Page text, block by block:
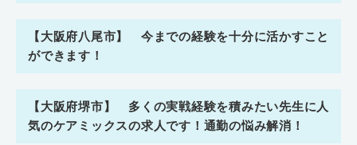
【大阪府八尾市】 今までの経験を十分に活かすこと
ができます！
【大阪府堺市】 多くの実戦経験を積みたい先生に人
気のケアミックスの求人です！通勤の悩み解消！